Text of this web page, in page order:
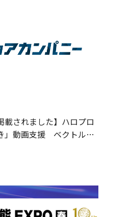
載されました】ハロプロ
」動画支援 ベクトル、